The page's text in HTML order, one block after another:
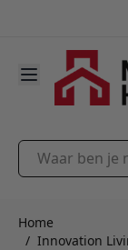
Ga naar de inhoud
Waar ben je
Home
/ Innovation